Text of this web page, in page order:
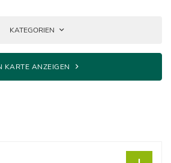
KATEGORIEN
KARTE ANZEIGEN